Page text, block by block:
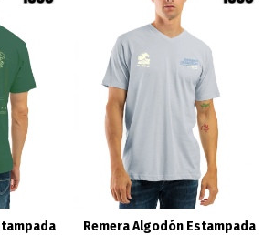
Remera Algodón Estampada